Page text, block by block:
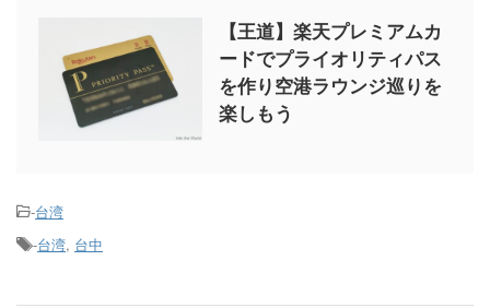
【王道】楽天プレミアムカ
ードでプライオリティパス
を作り空港ラウンジ巡りを
楽しもう
-台湾
-台湾, 台中